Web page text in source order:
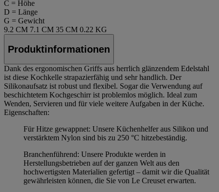
C = Höhe
D = Länge
G = Gewicht
9.2 CM 7.1 CM 35 CM 0.22 KG
Produktinformationen
Dank des ergonomischen Griffs aus herrlich glänzendem Edelstahl
ist diese Kochkelle strapazierfähig und sehr handlich. Der
Silikonaufsatz ist robust und flexibel. Sogar die Verwendung auf
beschichtetem Kochgeschirr ist problemlos möglich. Ideal zum
Wenden, Servieren und für viele weitere Aufgaben in der Küche.
Eigenschaften:
Für Hitze gewappnet: Unsere Küchenhelfer aus Silikon und
verstärktem Nylon sind bis zu 250 °C hitzebeständig.
Branchenführend: Unsere Produkte werden in
Herstellungsbetrieben auf der ganzen Welt aus den
hochwertigsten Materialien gefertigt – damit wir die Qualität
gewährleisten können, die Sie von Le Creuset erwarten.